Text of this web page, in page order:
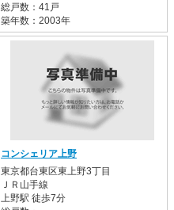
総戸数：41戸
築年数：2003年
コンシェリア上野
東京都台東区東上野3丁目
ＪＲ山手線
上野駅 徒歩7分